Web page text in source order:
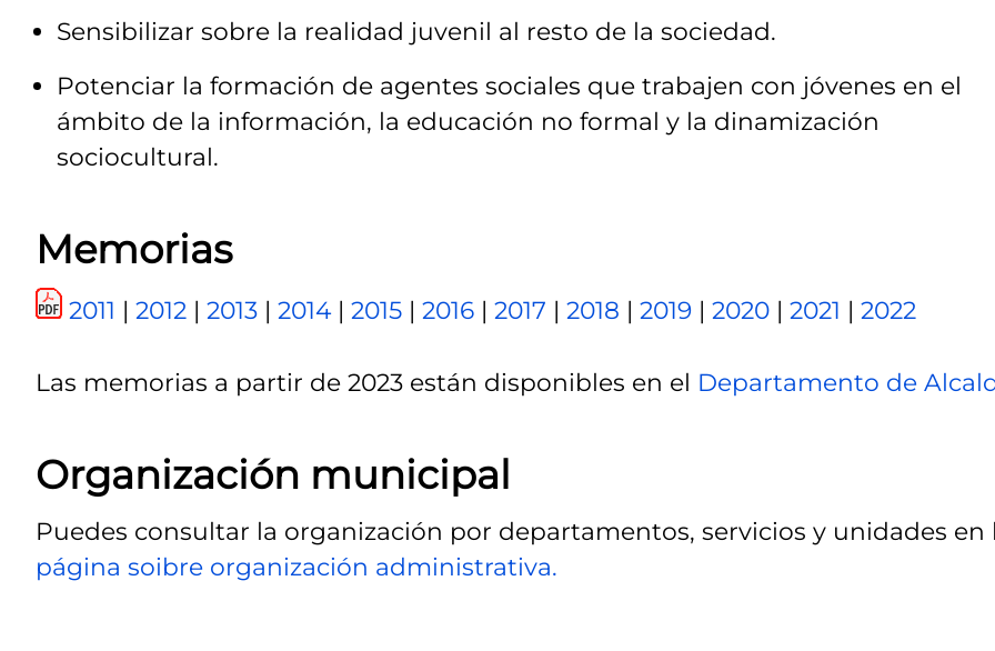
Sensibilizar sobre la realidad juvenil al resto de la sociedad.
Potenciar la formación de agentes sociales que trabajen con jóvenes en el
ámbito de la información, la educación no formal y la dinamización
sociocultural.
Memorias
2011 | 2012 | 2013 | 2014| 2015 | 2016 | 2017 | 2018 | 2019 | 2020 | 2021 | 2022
Las memorias a partir de 2023 están disponibles en el Departamento de
Organización municipal
Puedes consultar la organización por departamentos, servicios y unidades en
página soibre organización administrativa.